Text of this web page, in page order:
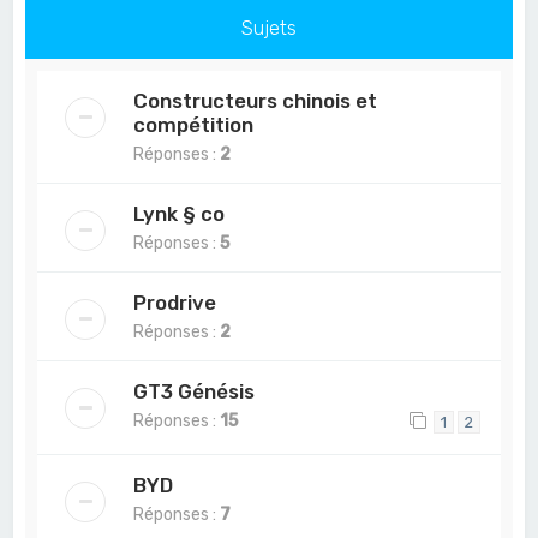
Sujets
Constructeurs chinois et
compétition
Réponses : 2
Lynk § co
Réponses :5
Prodrive
Réponses : 2
GT3 Génésis
Réponses : 15 1 2
BYD
Réponses : 7